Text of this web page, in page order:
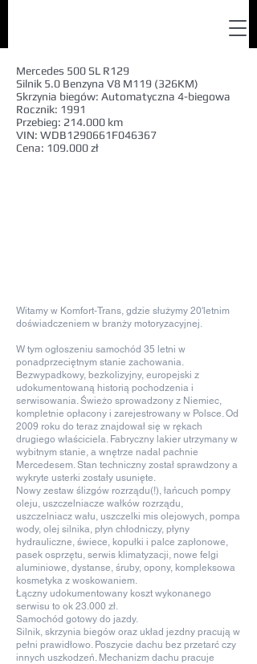
Mercedes 500 SL R129
Silnik 5.0 Benzyna V8 M119 (326KM)
Skrzynia biegów: Automatyczna 4-biegowa
Rocznik: 1991
Przebieg: 214.000 km
VIN: WDB1290661F046367
Cena: 109.000 zł
Witamy w Komfort-Trans, gdzie służymy 20'letnim
doświadczeniem w branży motoryzacyjnej.
W tym ogłoszeniu samochód 35 letni w
ponadprzeciętnym stanie zachowania.
Bezwypadkowy, bezkolizyjny, europejski z
udokumentowaną historią pochodzenia i
serwisowania. Świeżo sprowadzony z Niemiec,
kompletnie opłacony i zarejestrowany w Polsce. Od
2009 roku do teraz znajdował się w rękach
drugiego właściciela. Fabryczny lakier utrzymany w
wybitnym stanie, a wnętrze nadal pachnie
Mercedesem. Stan techniczny został sprawdzony a
wykryte usterki zostały usunięte.
Nowy zestaw ślizgów rozrządu(!), łańcuch pompy
oleju, uszczelniacze wałków rozrządu,
uszczelniacz wału, uszczelki mis olejowych, pompa
wody, olej silnika, płyn chłodniczy, płyny
hydrauliczne, świece, kopułki i palce zapłonowe,
pasek osprzętu, serwis klimatyzacji, nowe felgi
aluminiowe, dystanse, śruby, opony, kompleksowa
kosmetyka z woskowaniem.
Łączny udokumentowany koszt wykonanego
serwisu to ok 23.000 zł.
Samochód gotowy do jazdy.
Silnik, skrzynia biegów oraz układ jezdny pracują w
pełni prawidłowo. Poszycie dachu bez przetarć czy
innych uszkodzeń. Mechanizm dachu pracuje